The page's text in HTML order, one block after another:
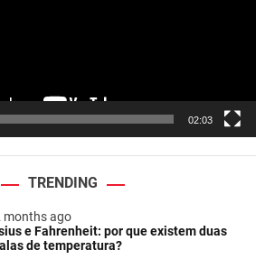
02:03
TRENDING
months ago
e Fahrenheit: por que existem duas
de temperatura?